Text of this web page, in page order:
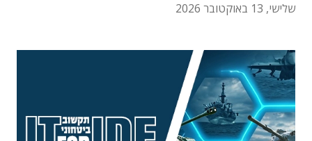
שלישי, 13 באוקטובר 2026